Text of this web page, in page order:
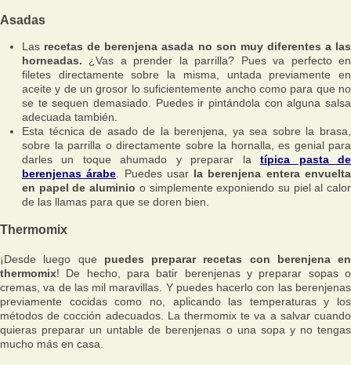
Asadas
Las recetas de berenjena asada no son muy diferentes a las
horneadas. ¿Vas a prender la parrilla? Pues va perfecto en
filetes directamente sobre la misma, untada previamente en
aceite y de un grosor lo suficientemente ancho como para que no
se te sequen demasiado. Puedes ir pintándola con alguna salsa
adecuada también.
Esta técnica de asado de la berenjena, ya sea sobre la brasa,
sobre la parrilla o directamente sobre la hornalla, es genial para
darles un toque ahumado y preparar latípica pasta de
berenjenas árabe . Puedes usar la berenjena entera envuelta
en papel de aluminio o simplemente exponiendo su piel al calor
de las llamas para que se doren bien.
Thermomix
¡Desde luego que puedes preparar recetas con berenjena en
thermomix! De hecho, para batir berenjenas y preparar sopas o
cremas, va de las mil maravillas. Y puedes hacerlo con las berenjenas
previamente cocidas como no, aplicando las temperaturas y los
métodos de cocción adecuados. La thermomix te va a salvar cuando
quieras preparar un untable de berenjenas o una sopa y no tengas
mucho más en casa.